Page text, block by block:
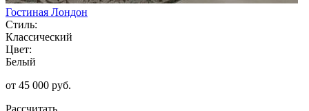
Гостиная Лондон
Стиль:
Классический
Цвет:
Белый
от 45 000 руб.
Рассчитать